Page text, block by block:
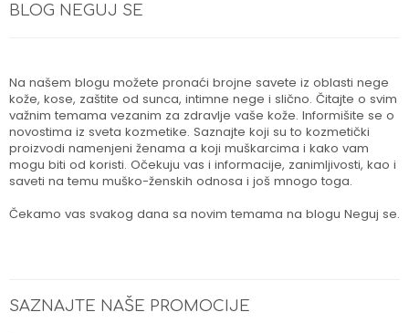
BLOG NEGUJ SE
Na našem blogu možete pronaći brojne savete iz oblasti nege
kože, kose, zaštite od sunca, intimne nege i slično. Čitajte o svim
važnim temama vezanim za zdravlje vaše kože. Informišite se o
novostima iz sveta kozmetike. Saznajte koji su to kozmetički
proizvodi namenjeni ženama a koji muškarcima i kako vam
mogu biti od koristi. Očekuju vas i informacije, zanimljivosti, kao i
saveti na temu muško-ženskih odnosa i još mnogo toga.
Čekamo vas svakog dana sa novim temama na blogu Neguj se.
SAZNAJTE NAŠE PROMOCIJE